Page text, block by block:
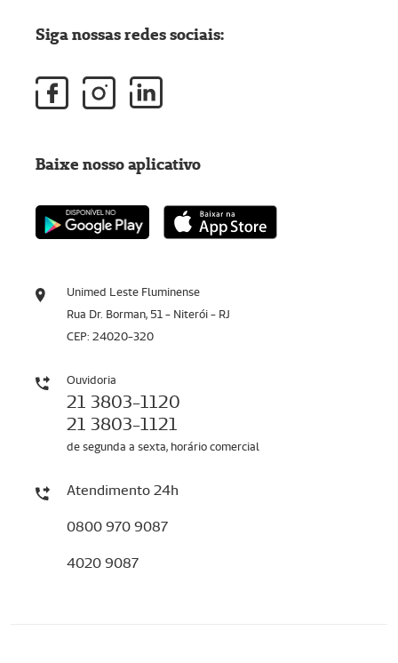
Unimed Leste Fluminense
Rua Dr. Borman, 51 - Niterói - RJ
CEP: 24020-320
Ouvidoria
21 3803-1120
21 3803-1121
de segunda a sexta, horário comercial
Atendimento 24h
0800 970 9087
4020 9087
Siga nossas redes sociais:
Baixe nosso aplicativo